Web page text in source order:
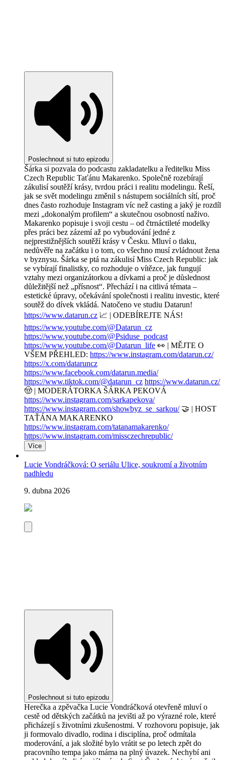
Poslechnout si tuto epizodu
Šárka si pozvala do podcastu zakladatelku a ředitelku Miss
Czech Republic Taťánu Makarenko. Společně rozebírají
zákulisí soutěží krásy, tvrdou práci i realitu modelingu. Řeší,
jak se svět modelingu změnil s nástupem sociálních sítí, proč
dnes často rozhoduje Instagram víc než casting a jaký je rozdíl
mezi „dokonalým profilem“ a skutečnou osobností naživo.
Makarenko popisuje i svoji cestu – od čtrnáctileté modelky
přes práci bez zázemí až po vybudování jedné z
nejprestižnějších soutěží krásy v Česku. Mluví o tlaku,
nedůvěře na začátku i o tom, co všechno musí zvládnout žena
v byznysu. Šárka se ptá na zákulisí Miss Czech Republic: jak
se vybírají finalistky, co rozhoduje o vítězce, jak fungují
vztahy mezi organizátorkou a dívkami a proč je důslednost
důležitější než „přísnost“. Přechází i na citlivá témata –
estetické úpravy, očekávání společnosti i realitu investic, které
soutěž do dívek vkládá. Natočeno ve studiu Datarun!
https://www.datarun.cz 📈 | ODEBÍREJTE NÁS!
https://www.youtube.com/@Datarun_cz
https://www.youtube.com/@Psiduse_podcast
https://www.youtube.com/@Datarun_life 👀 | MĚJTE O
VŠEM PŘEHLED: https://www.instagram.com/datarun.cz/
https://x.com/dataruncz
https://www.facebook.com/datarun.media/
https://www.tiktok.com/@datarun_cz https://www.datarun.cz/
🤠 | MODERÁTORKA ŠÁRKA PEKOVÁ
https://www.instagram.com/sarkapekova/
https://www.instagram.com/showbyz_se_sarkou/🤝 | HOST
TAŤÁNA MAKARENKO
https://www.instagram.com/tatanamakarenko/
https://www.instagram.com/missczechrepublic/
Více
Lucie Vondráčková: O seriálu Ulice, soukromí a životním
nadhledu
9. dubna 2026
Poslechnout si tuto epizodu
Herečka a zpěvačka Lucie Vondráčková otevřeně mluví o
cestě od dětských začátků na jevišti až po výrazné role, které
přicházejí s životními zkušenostmi. V rozhovoru popisuje, jak
ji formovalo divadlo, rodina i disciplína, proč odmítala
moderování, a jak složité bylo vrátit se po letech zpět do
pracovního tempa jako máma na plný úvazek. Nechybí ani